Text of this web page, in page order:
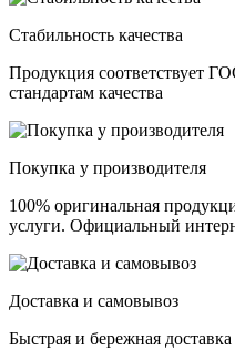
Стабильность качества
Продукция соответствует
стандартам качества
Покупка у производителя
100% оригинальная
услуги. Официальный
Доставка и самовывоз
Быстрая и бережная